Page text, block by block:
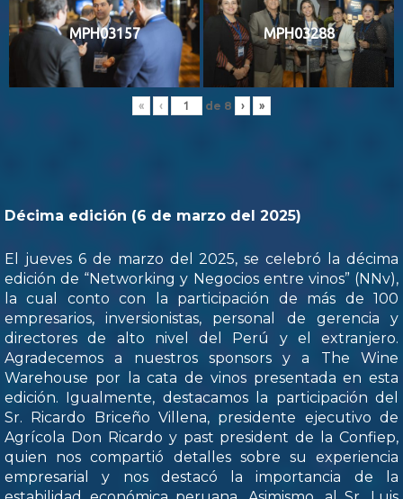
MPH03157 MPH03288
« ‹ de 8 › »
Décima edición (6 de marzo del 2025)
El jueves 6 de marzo del 2025, se celebró la décima
edición de “Networking y Negocios entre vinos” (NNv),
la cual conto con la participación de más de 100
empresarios, inversionistas, personal de gerencia y
directores de alto nivel del Perú y el extranjero.
Agradecemos a nuestros sponsors y a The Wine
Warehouse por la cata de vinos presentada en esta
edición. Igualmente, destacamos la participación del
Sr. Ricardo Briceño Villena, presidente ejecutivo de
Agrícola Don Ricardo y past president de la Confiep,
quien nos compartió detalles sobre su experiencia
empresarial y nos destacó la importancia de la